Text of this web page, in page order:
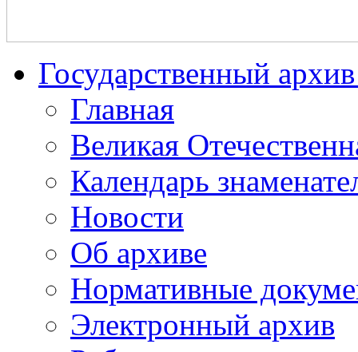
Государственный
Главная
Великая
Календарь
Новости
Об архиве
Нормативные
Электронный архив